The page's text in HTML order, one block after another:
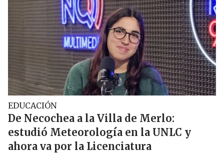
EDUCACIÓN
De Necochea a la Villa de Merlo:
estudió Meteorología en la UNLC y
ahora va por la Licenciatura